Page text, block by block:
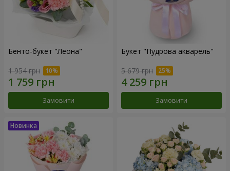
Бенто-букет "Леона"
1 954 грн
Замовити
Букет "Пудрова акварель"
5 679 грн
Замовити